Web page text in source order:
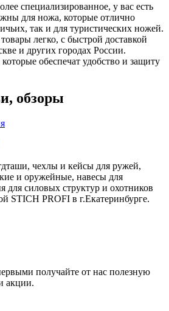
специализированное, у вас есть
для ножа, которые отлично
так и для туристических ножей.
легко, с быстрой доставкой
и других городах России.
обеспечат удобство и защиту
обзоры
чехлы и кейсы для ружей,
и оружейные, навесы для
для силовых структур и охотников
STICH PROFI в г.Екатеринбурге.
получайте от нас полезную
акции.